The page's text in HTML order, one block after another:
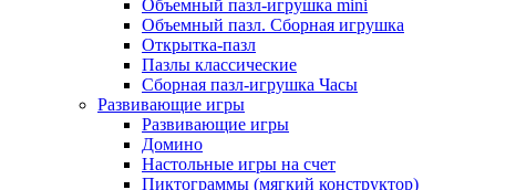
Объемный пазл-игрушка mini
Объемный пазл. Сборная игрушка
Открытка-пазл
Пазлы классические
Сборная пазл-игрушка Часы
Развивающие игры
Развивающие игры
Домино
Настольные игры на счет
Пиктограммы (мягкий конструктор)